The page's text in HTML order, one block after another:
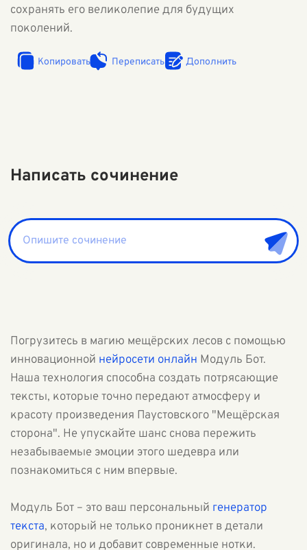
сохранять его великолепие для будущих
поколений.
Копировать Переписать Дополнить
Написать сочинение
Погрузитесь в магию мещёрских лесов с помощью
инновационной нейросети онлайн Модуль Бот.
Наша технология способна создать потрясающие
тексты, которые точно передают атмосферу и
красоту произведения Паустовского "Мещёрская
сторона". Не упускайте шанс снова пережить
незабываемые эмоции этого шедевра или
познакомиться с ним впервые.
Модуль Бот – это ваш персональный генератор
текста, который не только проникнет в детали
оригинала, но и добавит современные нотки.